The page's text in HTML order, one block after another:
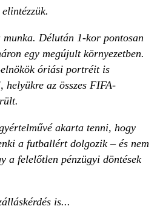
munka. Délután 1-kor pontosan
egy megújult környezetben.
óriási portréit is
az összes FIFA-
akarta tenni, hogy
a futballért dolgozik – és nem
a felelőtlen pénzügyi döntések
is...